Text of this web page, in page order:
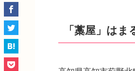
「藁屋」は